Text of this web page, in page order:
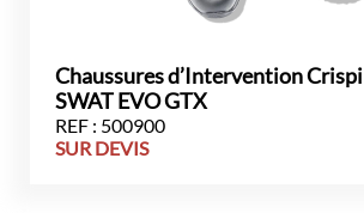
Chaussures d’Intervention Crispi
SWAT EVO GTX
REF : 500900
SUR DEVIS